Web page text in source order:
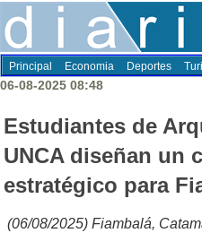
Principal Economia Deportes
06-08-2025 08:48
Estudiantes de
UNCA diseñan un
estratégico para
(06/08/2025) Fiambalá,